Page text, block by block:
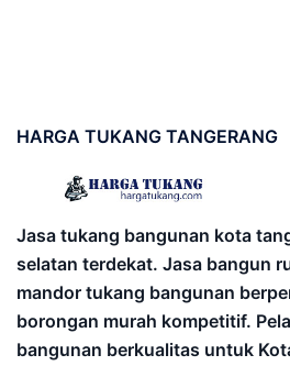
HARGA TUKANG TANGERANG
Jasa tukang bangunan kota
selatan terdekat. Jasa bangun
mandor tukang bangunan
borongan murah kompetitif.
bangunan berkualitas untuk